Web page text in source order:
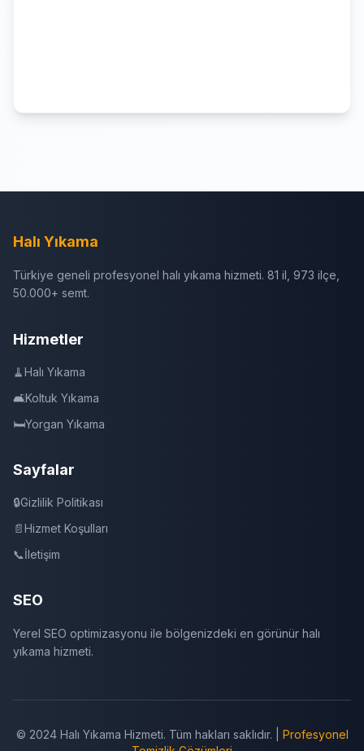
Halı Yıkama
Türkiye geneli profesyonel halı yıkama hizmeti. 81 il, 973 ilçe,
50.000+ semt.
Hizmetler
🧹Halı Yıkama
🛋️Koltuk Yıkama
🛏️Yorgan Yıkama
Sayfalar
🔒Gizlilik Politikası
📄Hizmet Koşulları
📞İletişim
SEO
Yerel SEO optimizasyonu ile bölgenizdeki en görünür halı
yıkama hizmeti.
© 2024 Halı Yıkama Hizmeti. Tüm hakları saklıdır. | Profesyonel